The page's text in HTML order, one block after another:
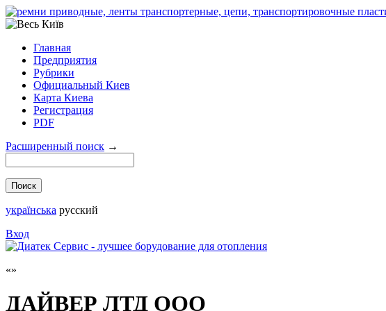
Главная
Предприятия
Рубрики
Официальный Киев
Карта Киева
Регистрация
PDF
Расширенный поиск →
українська русский
Вход
ДАЙВЕР ЛТД ООО